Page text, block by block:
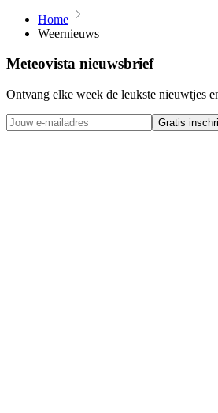
Home
Weernieuws
Meteovista nieuwsbrief
Ontvang elke week de leukste nieuwtjes
Gratis